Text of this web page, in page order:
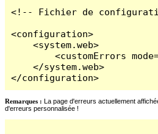
<!-- Fichier de
<configuration>
    <system.web>
<customErrors
    </system.web>
</configuration>
Remarques : La page d'erreurs actuellement
d'erreurs personnalisée !